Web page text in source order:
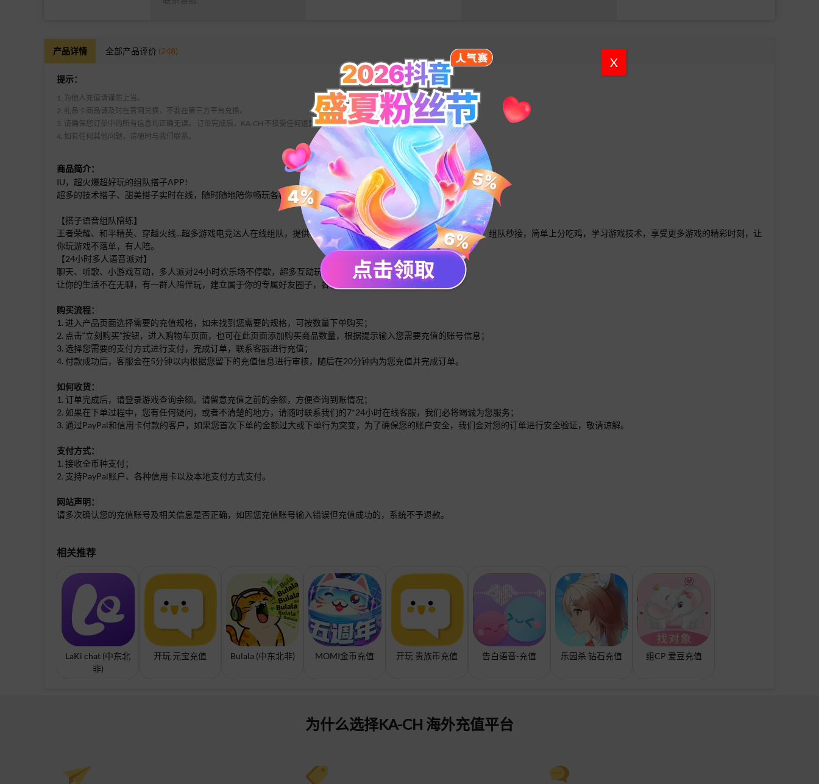
X
产品详情 全部产品评价 (248)
提示：
1. 为他人充值请谨防上当。
2. 礼品卡商品请及时在官网兑换，不要在第三方平台兑换。
3. 请确保您订单中的所有信息均正确无误。 订单完成后，KA-CH 不接受任何退款请求。
4. 如有任何其他问题，请随时与我们联系。
商品简介：
IU，超火爆超好玩的组队搭子APP!
超多的技术搭子、甜美搭子实时在线，随时随地陪你畅玩各种游戏；
【搭子语音组队陪练】
王者荣耀、和平精英、穿越火线...超多游戏电竞达人在线组队，提供专业贴心的，全热门游戏语音互动，随时在线，组队秒接，简单上分吃鸡，学习游戏技术，享受更多游戏的精彩时刻，让
你玩游戏不落单，有人陪。
【24小时多人语音派对】
聊天、听歌、小游戏互动，多人派对24小时欢乐场不停歇，超多互动玩法让你快乐一整天。
让你的生活不在无聊，有一群人陪伴玩，建立属于你的专属好友圈子，各自专属好声音等你聊。
购买流程：
1. 进入产品页面选择需要的充值规格，如未找到您需要的规格，可按数量下单购买；
2. 点击“立刻购买”按钮，进入购物车页面，也可在此页面添加购买商品数量，根据提示输入您需要充值的账号信息；
3. 选择您需要的支付方式进行支付，完成订单，联系客服进行充值；
4. 付款成功后，客服会在5分钟以内根据您留下的充值信息进行审核，随后在20分钟内为您充值并完成订单。
如何收货：
1. 订单完成后，请登录游戏查询余额。请留意充值之前的余额，方便查询到账情况；
2. 如果在下单过程中，您有任何疑问，或者不清楚的地方，请随时联系我们的7*24小时在线客服，我们必将竭诚为您服务；
3. 通过PayPal和信用卡付款的客户，如果您首次下单的金额过大或下单行为突变，为了确保您的账户安全，我们会对您的订单进行安全验证，敬请谅解。
支付方式：
1. 接收全币种支付；
2. 支持PayPal账户、各种信用卡以及本地支付方式支付。
网站声明：
请多次确认您的充值账号及相关信息是否正确，如因您充值账号输入错误但充值成功的，系统不予退款。
相关推荐
LaKi chat (中东北
非)
开玩 元宝充值 Bulala (中东北非) MOMI金币充值 开玩 贵族币充值 告白语音-充值 乐园杀 钻石充值 组CP 爱豆充值
为什么选择KA-CH 海外充值平台